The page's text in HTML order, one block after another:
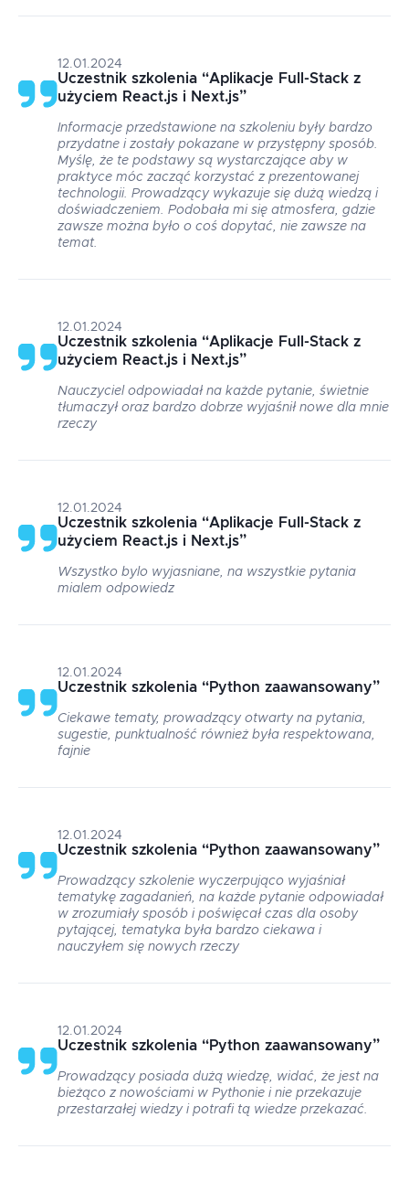
12.01.2024
Uczestnik szkolenia “Aplikacje Full-Stack z
użyciem React.js i Next.js”
Informacje przedstawione na szkoleniu były bardzo
przydatne i zostały pokazane w przystępny sposób.
Myślę, że te podstawy są wystarczające aby w
praktyce móc zacząć korzystać z prezentowanej
technologii. Prowadzący wykazuje się dużą wiedzą i
doświadczeniem. Podobała mi się atmosfera, gdzie
zawsze można było o coś dopytać, nie zawsze na
temat.
12.01.2024
Uczestnik szkolenia “Aplikacje Full-Stack z
użyciem React.js i Next.js”
Nauczyciel odpowiadał na każde pytanie, świetnie
tłumaczył oraz bardzo dobrze wyjaśnił nowe dla mnie
rzeczy
12.01.2024
Uczestnik szkolenia “Aplikacje Full-Stack z
użyciem React.js i Next.js”
Wszystko bylo wyjasniane, na wszystkie pytania
mialem odpowiedz
12.01.2024
Uczestnik szkolenia “Python zaawansowany”
Ciekawe tematy, prowadzący otwarty na pytania,
sugestie, punktualność również była respektowana,
fajnie
12.01.2024
Uczestnik szkolenia “Python zaawansowany”
Prowadzący szkolenie wyczerpująco wyjaśniał
tematykę zagadanień, na każde pytanie odpowiadał
w zrozumiały sposób i poświęcał czas dla osoby
pytającej, tematyka była bardzo ciekawa i
nauczyłem się nowych rzeczy
12.01.2024
Uczestnik szkolenia “Python zaawansowany”
Prowadzący posiada dużą wiedzę, widać, że jest na
bieżąco z nowościami w Pythonie i nie przekazuje
przestarzałej wiedzy i potrafi tą wiedze przekazać.